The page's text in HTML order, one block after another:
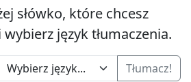
słówko, które chcesz
wybierz język tłumaczenia.
Tłumacz!